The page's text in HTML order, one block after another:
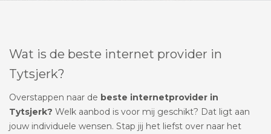
Wat is de beste internet provider in
Tytsjerk?
Overstappen naar de beste internetprovider in
Tytsjerk? Welk aanbod is voor mij geschikt? Dat ligt aan
jouw individuele wensen. Stap jij het liefst over naar het